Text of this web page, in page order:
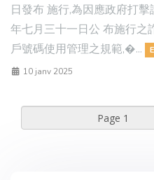
日發布 施行,為因應政府打
年七月三十一日公 布施行之
戶號碼使用管理之規範,�...
10 janv 2025